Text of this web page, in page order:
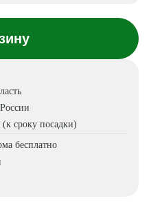
сроку посадки)
бесплатно